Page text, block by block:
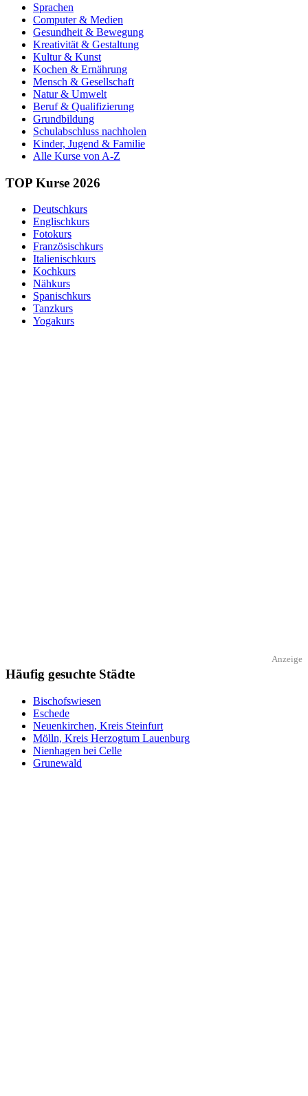
Sprachen
Computer & Medien
Gesundheit & Bewegung
Kreativität & Gestaltung
Kultur & Kunst
Kochen & Ernährung
Mensch & Gesellschaft
Natur & Umwelt
Beruf & Qualifizierung
Grundbildung
Schulabschluss nachholen
Kinder, Jugend & Familie
Alle Kurse von A-Z
TOP Kurse 2026
Deutschkurs
Englischkurs
Fotokurs
Französischkurs
Italienischkurs
Kochkurs
Nähkurs
Spanischkurs
Tanzkurs
Yogakurs
Anzeige
Häufig gesuchte Städte
Bischofswiesen
Eschede
Neuenkirchen, Kreis Steinfurt
Mölln, Kreis Herzogtum Lauenburg
Nienhagen bei Celle
Grunewald